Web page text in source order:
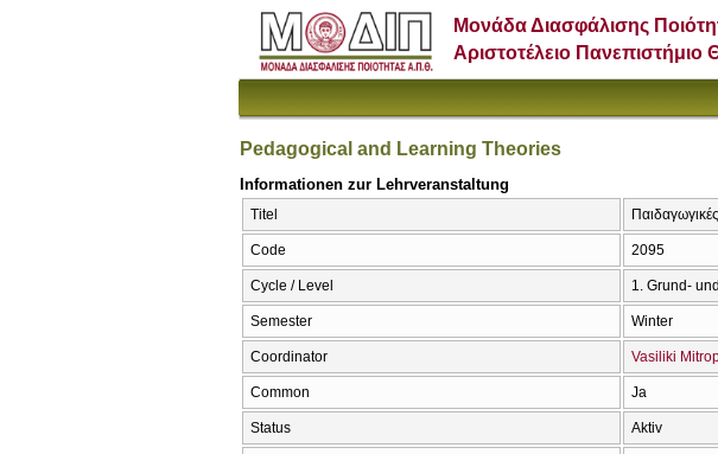
Μονάδα Διασφάλισης
Αριστοτέλειο Πανεπιστήμιο
Pedagogical and Learning Theories
Informationen zur Lehrveranstaltung
Titel
Code 2095
Cycle / Level 1. Grund-
Semester Winter
Coordinator Vasiliki
Common Ja
Status Aktiv